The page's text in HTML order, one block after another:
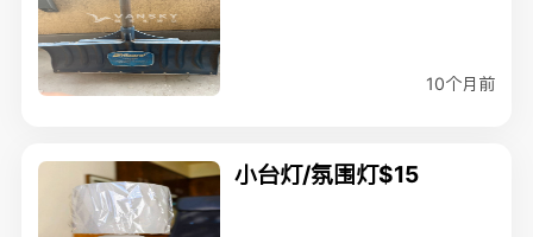
10个月前
小台灯/氛围灯$15